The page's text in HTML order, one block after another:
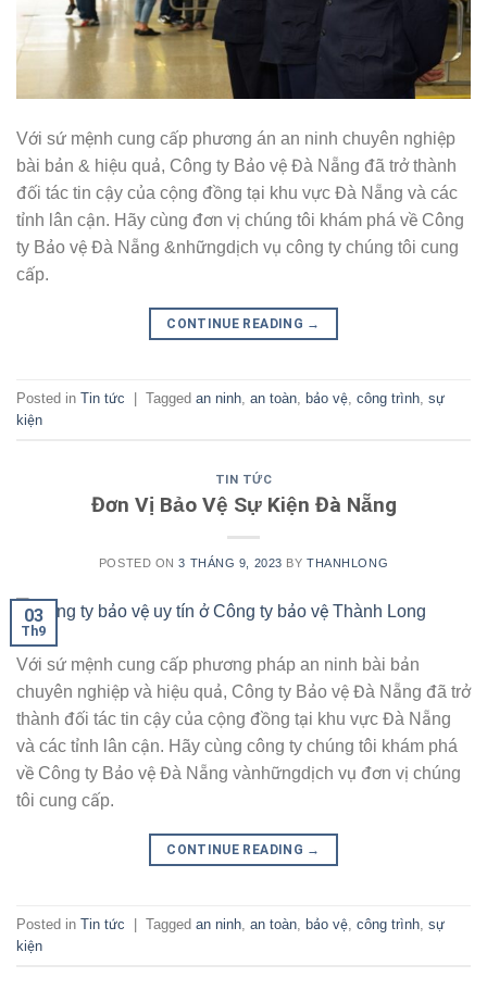
Với sứ mệnh cung cấp phương án an ninh chuyên nghiệp
bài bản & hiệu quả, Công ty Bảo vệ Đà Nẵng đã trở thành
đối tác tin cậy của cộng đồng tại khu vực Đà Nẵng và các
tỉnh lân cận. Hãy cùng đơn vị chúng tôi khám phá về Công
ty Bảo vệ Đà Nẵng &nhữngdịch vụ công ty chúng tôi cung
cấp.
CONTINUE READING →
Posted in Tin tức | Tagged an ninh an toàn bảo vệ công trình sự
kiện
TIN TỨC
Đơn Vị Bảo Vệ Sự Kiện Đà Nẵng
POSTED ON3 THÁNG 9, 2023 BYTHANHLONG
03
Th9
Với sứ mệnh cung cấp phương pháp an ninh bài bản
chuyên nghiệp và hiệu quả, Công ty Bảo vệ Đà Nẵng đã trở
thành đối tác tin cậy của cộng đồng tại khu vực Đà Nẵng
và các tỉnh lân cận. Hãy cùng công ty chúng tôi khám phá
về Công ty Bảo vệ Đà Nẵng vànhữngdịch vụ đơn vị chúng
tôi cung cấp.
CONTINUE READING →
Posted in Tin tức | Tagged an ninh an toàn bảo vệ công trình sự
kiện